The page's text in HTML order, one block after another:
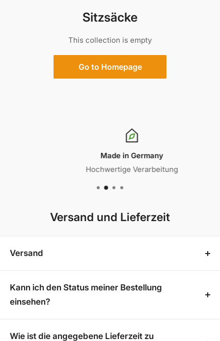
Sitzsäcke
This collection is empty
Go to Homepage
Made in Germany
Hochwertige Verarbeitung
Versand und Lieferzeit
Versand
kostenfreien Versandinnerhalb von 4-5 Werktagen
an. Für Terrassenüberdachungen beträgt die
Kann ich den Status meiner Bestellung
einsehen?
eine Versandbestätigung mit einer
Wie ist die angegebene Lieferzeit zu